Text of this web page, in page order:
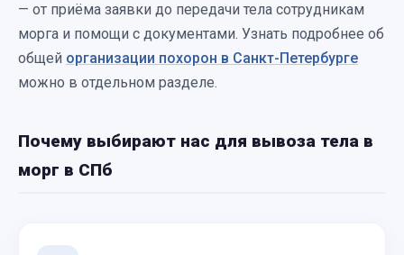
— от приёма заявки до передачи тела сотрудникам
морга и помощи с документами. Узнать подробнее об
общей организации похорон в Санкт-Петербурге
можно в отдельном разделе.
Почему выбирают нас для вывоза тела в
морг в СПб